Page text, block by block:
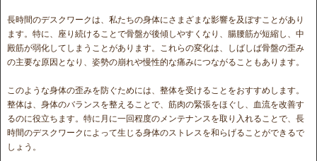
長時間のデスクワークは、私たちの身体にさまざまな影響を及ぼすことがあり
ます。特に、座り続けることで骨盤が後傾しやすくなり、腸腰筋が短縮し、中
殿筋が弱化してしまうことがあります。これらの変化は、しばしば骨盤の歪み
の主要な原因となり、姿勢の崩れや慢性的な痛みにつながることもあります。
このような身体の歪みを防ぐためには、整体を受けることをおすすめします。
整体は、身体のバランスを整えることで、筋肉の緊張をほぐし、血流を改善す
るのに役立ちます。特に月に一回程度のメンテナンスを取り入れることで、長
時間のデスクワークによって生じる身体のストレスを和らげることができるで
しょう。